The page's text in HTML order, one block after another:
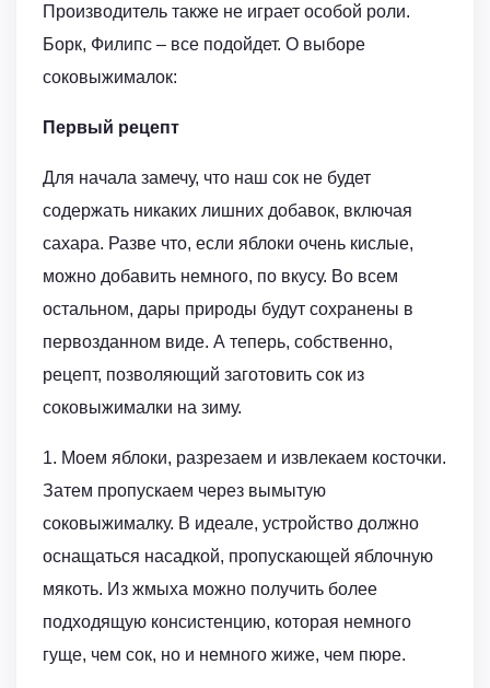
Производитель также не играет особой роли.
Борк, Филипс – все подойдет. О выборе
соковыжималок:
Первый рецепт
Для начала замечу, что наш сок не будет
содержать никаких лишних добавок, включая
сахара. Разве что, если яблоки очень кислые,
можно добавить немного, по вкусу. Во всем
остальном, дары природы будут сохранены в
первозданном виде. А теперь, собственно,
рецепт, позволяющий заготовить сок из
соковыжималки на зиму.
1. Моем яблоки, разрезаем и извлекаем косточки.
Затем пропускаем через вымытую
соковыжималку. В идеале, устройство должно
оснащаться насадкой, пропускающей яблочную
мякоть. Из жмыха можно получить более
подходящую консистенцию, которая немного
гуще, чем сок, но и немного жиже, чем пюре.